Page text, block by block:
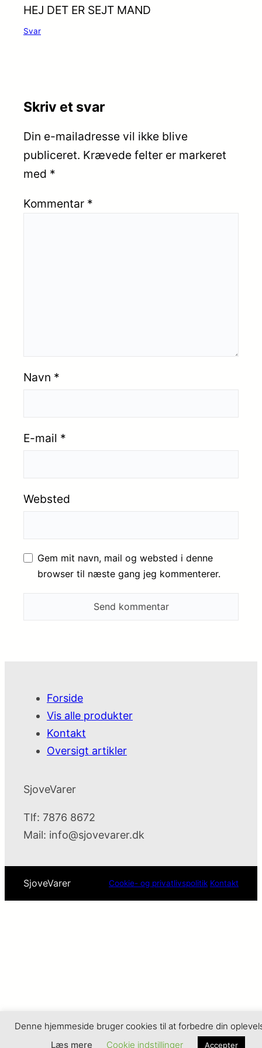
HEJ DET ER SEJT MAND
Svar
Skriv et svar
Din e-mailadresse vil ikke blive
publiceret. Krævede felter er markeret
med *
Kommentar *
Navn *
E-mail *
Websted
Gem mit navn, mail og websted i denne
browser til næste gang jeg kommenterer.
Forside
Vis alle produkter
Kontakt
Oversigt artikler
SjoveVarer
Tlf: 7876 8672
Mail: info@sjovevarer.dk
SjoveVarer Cookie- og privatlivspolitik Kontakt
Denne hjemmeside bruger cookies til at forbedre din
Læs mere
Cookie indstillinger Accepter